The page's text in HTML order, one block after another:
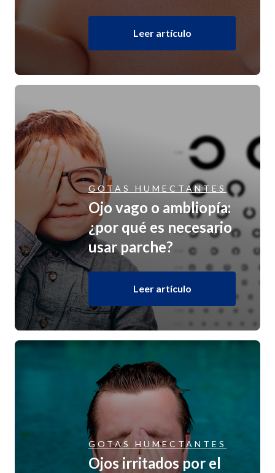
Leer artículo
GOTAS HUMECTANTES
Ojo vago o ambliopía:
¿por qué es necesario
usar parche?
Leer artículo
GOTAS HUMECTANTES
Ojos irritados por el